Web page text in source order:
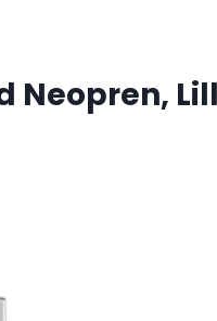
Neopren,